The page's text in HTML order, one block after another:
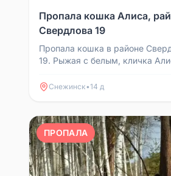
Пропала кошка Алиса,
Свердлова 19
Пропала кошка в районе
19. Рыжая с белым, кличка
или свалилась. Её ви...
Снежинск•14 д
ПРОПАЛА